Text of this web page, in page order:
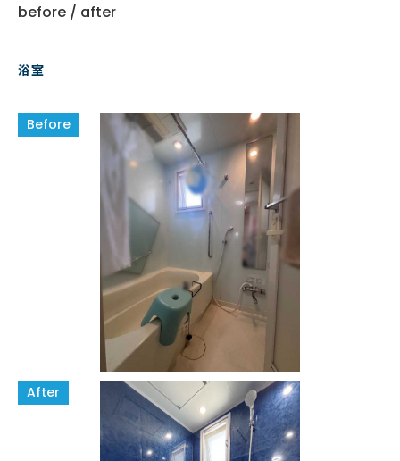
before / after
浴室